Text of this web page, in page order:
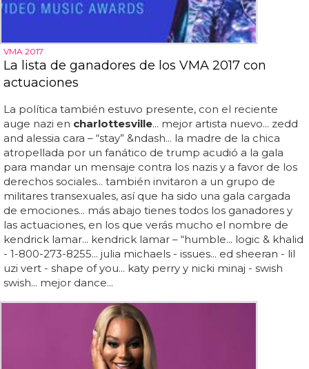
VMA 2017
La lista de ganadores de los VMA 2017 con
actuaciones
La política también estuvo presente, con el reciente
auge nazi en charlottesville... mejor artista nuevo... zedd
and alessia cara – “stay” &ndash... la madre de la chica
atropellada por un fanático de trump acudió a la gala
para mandar un mensaje contra los nazis y a favor de los
derechos sociales... también invitaron a un grupo de
militares transexuales, así que ha sido una gala cargada
de emociones... más abajo tienes todos los ganadores y
las actuaciones, en los que verás mucho el nombre de
kendrick lamar... kendrick lamar – “humble... logic & khalid
- 1-800-273-8255... julia michaels - issues... ed sheeran - lil
uzi vert - shape of you... katy perry y nicki minaj - swish
swish... mejor dance...